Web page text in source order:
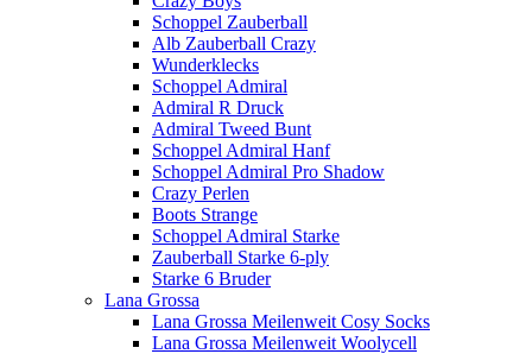
Schoppel Zauberball
Alb Zauberball Crazy
Wunderklecks
Schoppel Admiral
Admiral R Druck
Admiral Tweed Bunt
Schoppel Admiral Hanf
Schoppel Admiral Pro Shadow
Crazy Perlen
Boots Strange
Schoppel Admiral Starke
Zauberball Starke 6-ply
Starke 6 Bruder
Lana Grossa
Lana Grossa Meilenweit Cosy Socks
Lana Grossa Meilenweit Woolycell